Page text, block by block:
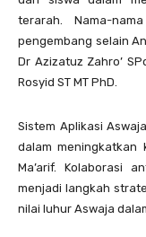
terarah. Nama-
pengembang selain
Dr Azizatuz Zahro’
Rosyid ST MT PhD.
Sistem Aplikasi
dalam meningkatkan
Ma’arif. Kolaborasi
menjadi langkah
nilai luhur Aswaja